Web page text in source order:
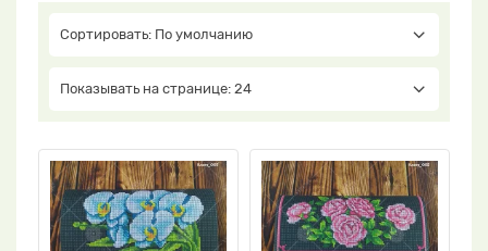
Сортировать: По умолчанию
Показывать на странице: 24